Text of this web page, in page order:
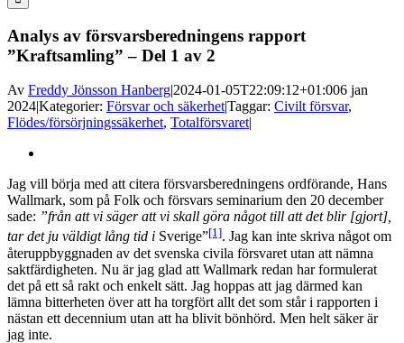
Analys av försvarsberedningens rapport
”Kraftsamling” – Del 1 av 2
Av Freddy Jönsson Hanberg|2024-01-05T22:09:12+01:006 jan
2024|Kategorier: Försvar och säkerhet|Taggar: Civilt försvar,
Flödes/försörjningssäkerhet, Totalförsvaret|
bild
Jag vill börja med att citera försvarsberedningens ordförande, Hans
Wallmark, som på Folk och försvars seminarium den 20 december
sade: ”från att vi säger att vi skall göra något till att det blir [gjort],
tar det ju väldigt lång tid i Sverige”[1]. Jag kan inte skriva något om
återuppbyggnaden av det svenska civila försvaret utan att nämna
saktfärdigheten. Nu är jag glad att Wallmark redan har formulerat
det på ett så rakt och enkelt sätt. Jag hoppas att jag därmed kan
lämna bitterheten över att ha torgfört allt det som står i rapporten i
nästan ett decennium utan att ha blivit bönhörd. Men helt säker är
jag inte.